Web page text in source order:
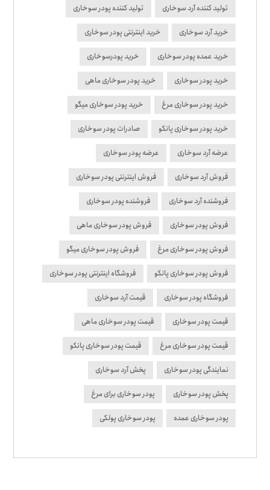
تولید کننده آرد سوخاری تولید کننده پودر سوخاری
خرید آرد سوخاری خرید اینترنتی پودر سوخاری
خرید عمده پودر سوخاری خرید پودرسوخاری
خرید پودر سوخاری خرید پودر سوخاری ماهی
خرید پودر سوخاری مرغ خرید پودر سوخاری میگو
خرید پودر سوخاری پانکو صادرات پودر سوخاری
عرضه آرد سوخاری عرضه پودر سوخاری
فروش آرد سوخاری فروش اینترنتی پودر سوخاری
فروشنده آرد سوخاری فروشنده پودر سوخاری
فروش پودر سوخاری فروش پودر سوخاری ماهی
فروش پودر سوخاری مرغ فروش پودر سوخاری میگو
فروش پودر سوخاری پانکو فروشگاه اینترنتی پودر سوخاری
فروشگاه پودر سوخاری قیمت آرد سوخاری
قیمت پودر سوخاری قیمت پودر سوخاری ماهی
قیمت پودر سوخاری مرغ قیمت پودر سوخاری پانکو
نمایندگی پودر سوخاری پخش آرد سوخاری
پخش پودر سوخاری پودر سوخاری برای مرغ
پودر سوخاری عمده پودر سوخاری پولکی